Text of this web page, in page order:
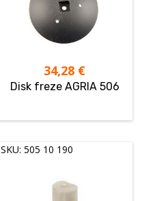
34,28 €
Disk freze AGRIA 506
SKU: 505 10 190